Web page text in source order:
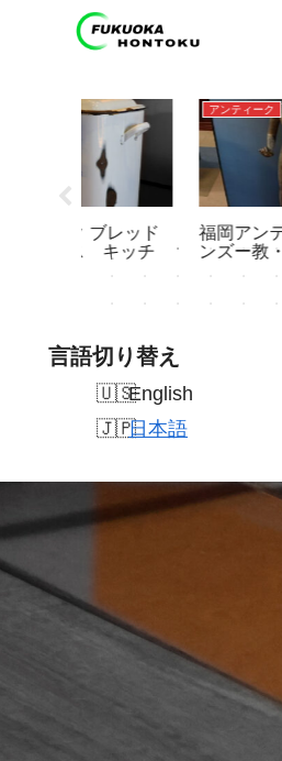
アンティーク
福岡アンティーク・ヒ
ンズー教・シヴァ神
言語切り替え
English
日本語